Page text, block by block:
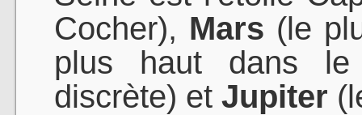
Cocher), Mars (le
plus haut dans
discrète) et Jupiter